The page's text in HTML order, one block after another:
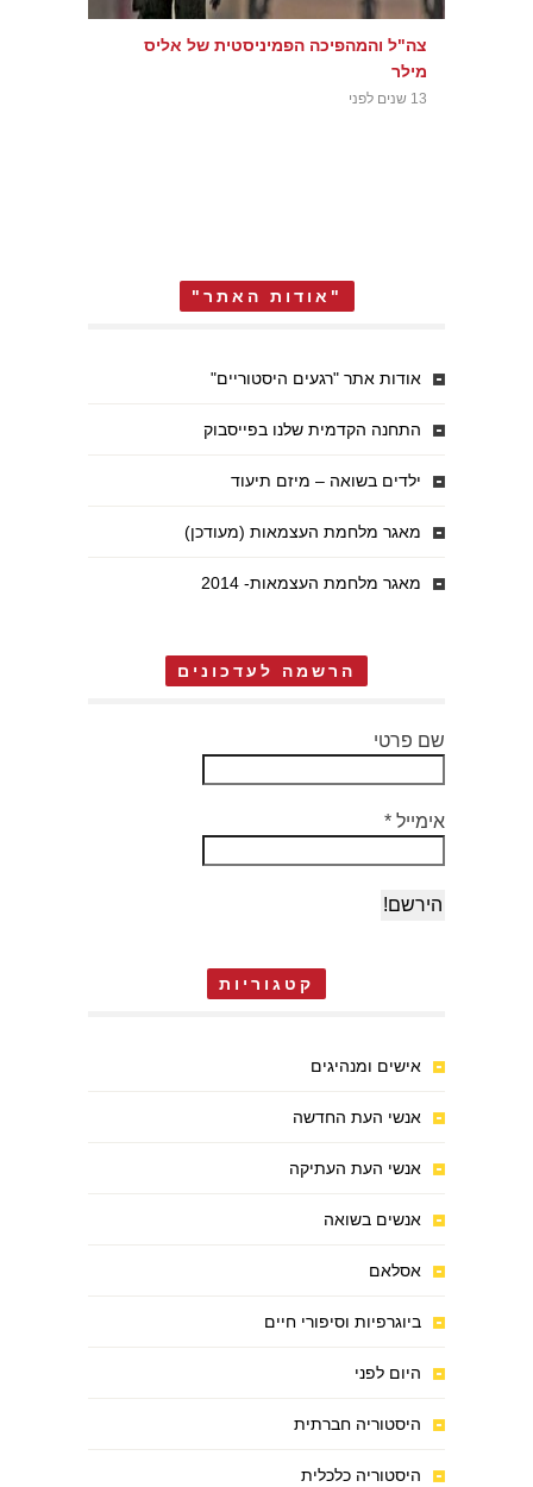
צה"ל והמהפיכה הפמיניסטית של אליס
מילר
13 שנים לפני
"אודות האתר"
אודות אתר "רגעים היסטוריים"
התחנה הקדמית שלנו בפייסבוק
ילדים בשואה – מיזם תיעוד
מאגר מלחמת העצמאות (מעודכן)
מאגר מלחמת העצמאות- 2014
הרשמה לעדכונים
שם פרטי
אימייל *
קטגוריות
אישים ומנהיגים
אנשי העת החדשה
אנשי העת העתיקה
אנשים בשואה
אסלאם
ביוגרפיות וסיפורי חיים
היום לפני
היסטוריה חברתית
היסטוריה כלכלית